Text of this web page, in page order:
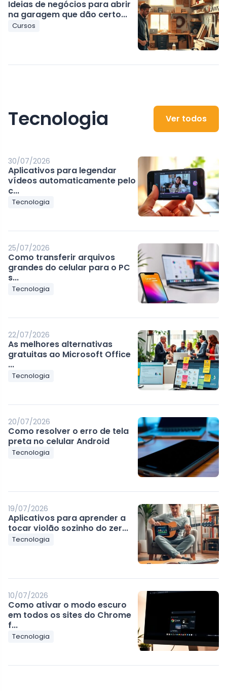
Ideias de negócios para abrir
na garagem que dão certo...
Cursos
Tecnologia Ver todos
30/07/2026
Aplicativos para legendar
vídeos automaticamente pelo
c...
Tecnologia
25/07/2026
Como transferir arquivos
grandes do celular para o PC
s...
Tecnologia
22/07/2026
As melhores alternativas
gratuitas ao Microsoft Office
...
Tecnologia
20/07/2026
Como resolver o erro de tela
preta no celular Android
Tecnologia
19/07/2026
Aplicativos para aprender a
tocar violão sozinho do zer...
Tecnologia
10/07/2026
Como ativar o modo escuro
em todos os sites do Chrome
f...
Tecnologia